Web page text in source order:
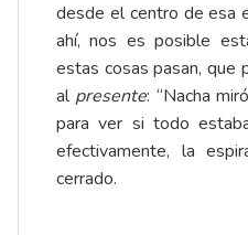
desde el centro de esa
ahí, nos es posible
estas cosas pasan, que
al presente: “Nacha
para ver si todo
efectivamente, la
cerrado.